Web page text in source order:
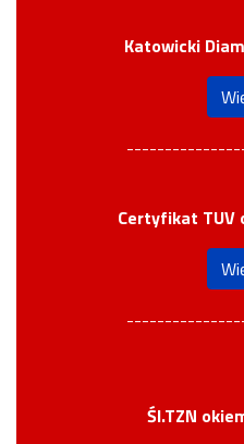
Katowicki
Certyfikat TUV
Śl.TZN